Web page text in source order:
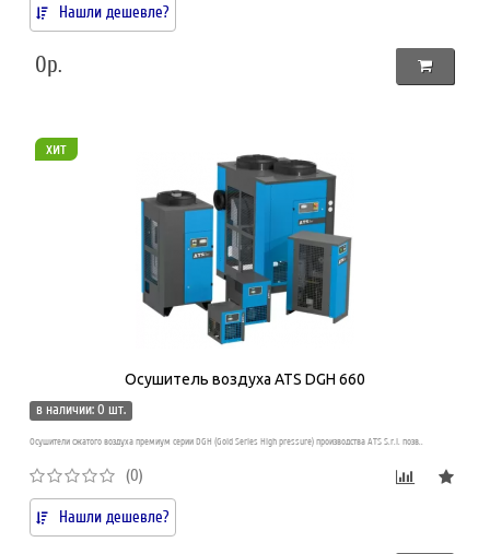
Нашли дешевле?
0р.
хит
Осушитель воздуха ATS DGH 660
в наличии: 0 шт.
Осушители сжатого воздуха премиум серии DGH (Gold Series High pressure) производства ATS S.r.l. позв..
(0)
Нашли дешевле?